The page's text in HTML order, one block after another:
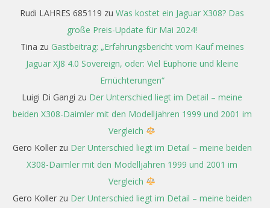
Rudi LAHRES 685119 zu Was kostet ein Jaguar X308? Das
große Preis-Update für Mai 2024!
Tina zu Gastbeitrag: „Erfahrungsbericht vom Kauf meines
Jaguar XJ8 4.0 Sovereign, oder: Viel Euphorie und kleine
Ernüchterungen“
Luigi Di Gangi zu Der Unterschied liegt im Detail – meine
beiden X308-Daimler mit den Modelljahren 1999 und 2001 im
Vergleich
Gero Kollerzu Der Unterschied liegt im Detail – meine beiden
X308-Daimler mit den Modelljahren 1999 und 2001 im
Vergleich
Gero Kollerzu Der Unterschied liegt im Detail – meine beiden